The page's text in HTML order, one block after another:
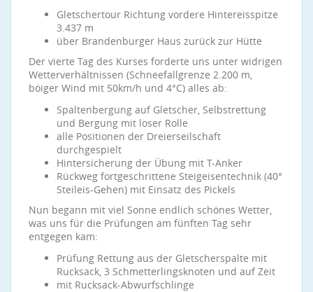
Gletschertour Richtung vordere Hintereisspitze
3.437 m
über Brandenburger Haus zurück zur Hütte
Der vierte Tag des Kurses forderte uns unter widrigen
Wetterverhältnissen (Schneefallgrenze 2.200 m,
böiger Wind mit 50km/h und 4°C) alles ab:
Spaltenbergung auf Gletscher, Selbstrettung
und Bergung mit loser Rolle
alle Positionen der Dreierseilschaft
durchgespielt
Hintersicherung der Übung mit T-Anker
Rückweg fortgeschrittene Steigeisentechnik (40°
Steileis-Gehen) mit Einsatz des Pickels
Nun begann mit viel Sonne endlich schönes Wetter,
was uns für die Prüfungen am fünften Tag sehr
entgegen kam:
Prüfung Rettung aus der Gletscherspalte mit
Rucksack, 3 Schmetterlingsknoten und auf Zeit
mit Rucksack-Abwurfschlinge